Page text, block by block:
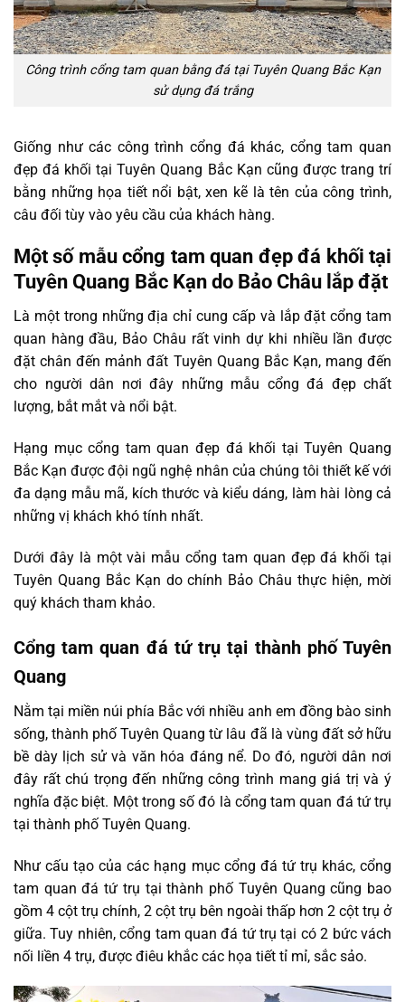
Công trình cổng tam quan bằng đá tại Tuyên Quang Bắc Kạn
sử dụng đá trắng
Giống như các công trình cổng đá khác, cổng tam quan
đẹp đá khối tại Tuyên Quang Bắc Kạn cũng được trang trí
bằng những họa tiết nổi bật, xen kẽ là tên của công trình,
câu đối tùy vào yêu cầu của khách hàng.
Một số mẫu cổng tam quan đẹp đá khối tại
Tuyên Quang Bắc Kạn do Bảo Châu lắp đặt
Là một trong những địa chỉ cung cấp và lắp đặt cổng tam
quan hàng đầu, Bảo Châu rất vinh dự khi nhiều lần được
đặt chân đến mảnh đất Tuyên Quang Bắc Kạn, mang đến
cho người dân nơi đây những mẫu cổng đá đẹp chất
lượng, bắt mắt và nổi bật.
Hạng mục cổng tam quan đẹp đá khối tại Tuyên Quang
Bắc Kạn được đội ngũ nghệ nhân của chúng tôi thiết kế với
đa dạng mẫu mã, kích thước và kiểu dáng, làm hài lòng cả
những vị khách khó tính nhất.
Dưới đây là một vài mẫu cổng tam quan đẹp đá khối tại
Tuyên Quang Bắc Kạn do chính Bảo Châu thực hiện, mời
quý khách tham khảo.
Cổng tam quan đá tứ trụ tại thành phố Tuyên
Quang
Nằm tại miền núi phía Bắc với nhiều anh em đồng bào sinh
sống, thành phố Tuyên Quang từ lâu đã là vùng đất sở hữu
bề dày lịch sử và văn hóa đáng nể. Do đó, người dân nơi
đây rất chú trọng đến những công trình mang giá trị và ý
nghĩa đặc biệt. Một trong số đó là cổng tam quan đá tứ trụ
tại thành phố Tuyên Quang.
Như cấu tạo của các hạng mục cổng đá tứ trụ khác, cổng
tam quan đá tứ trụ tại thành phố Tuyên Quang cũng bao
gồm 4 cột trụ chính, 2 cột trụ bên ngoài thấp hơn 2 cột trụ ở
giữa. Tuy nhiên, cổng tam quan đá tứ trụ tại có 2 bức vách
nối liền 4 trụ, được điêu khắc các họa tiết tỉ mỉ, sắc sảo.